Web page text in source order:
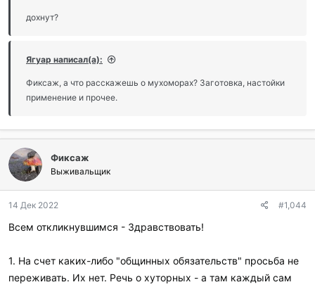
дохнут?
Ягуар написал(а):
Фиксаж, а что расскажешь о мухоморах? Заготовка, настойки
применение и прочее.
Фиксаж
Выживальщик
14 Дек 2022 #1,044
Всем откликнувшимся - Здравствовать!
1. На счет каких-либо "общинных обязательств" просьба не
переживать. Их нет. Речь о хуторных - а там каждый сам